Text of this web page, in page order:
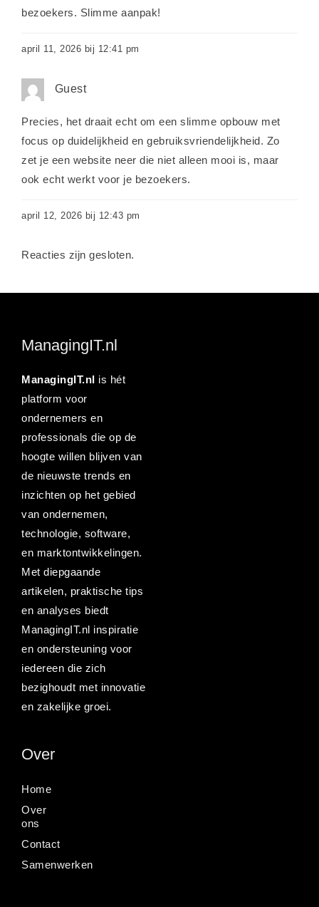
bezoekers. Slimme aanpak!
april 11, 2026 bij 12:41 pm
Guest
Precies, het draait echt om een slimme opbouw met
focus op duidelijkheid en gebruiksvriendelijkheid. Zo
zet je een website neer die niet alleen mooi is, maar
ook echt werkt voor je bezoekers.
april 12, 2026 bij 12:43 pm
Reacties zijn gesloten.
ManagingIT.nl
ManagingIT.nl is hét
platform voor
ondernemers en
professionals die op de
hoogte willen blijven van
de nieuwste trends en
inzichten op het gebied
van ondernemen,
technologie, software,
en marktontwikkelingen.
Met diepgaande
artikelen, praktische tips
en analyses biedt
ManagingIT.nl inspiratie
en ondersteuning voor
iedereen die zich
bezighoudt met innovatie
en zakelijke groei.
Over
Home
Over
ons
Contact
Samenwerken